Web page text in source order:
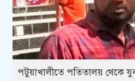
পটুয়াখালীতে পতিতালয় থেকে